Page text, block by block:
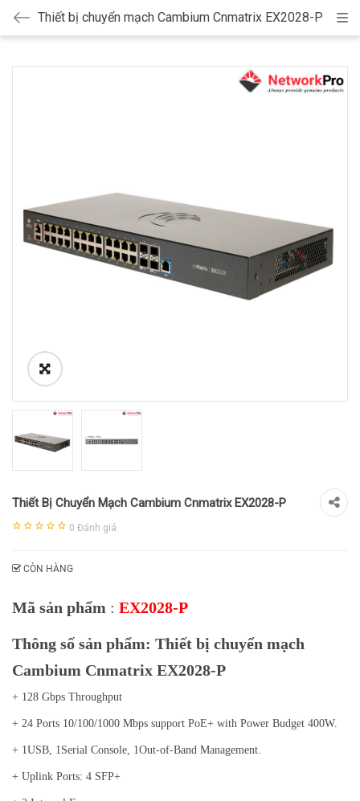
Thiết bị chuyển mạch Cambium Cnmatrix EX2028-P
Thiết Bị Chuyển Mạch Cambium Cnmatrix EX2028-P
0 Đánh giá
CÒN HÀNG
Mã sản phẩm : EX2028-P
Thông số sản phẩm: Thiết bị chuyển mạch
Cambium Cnmatrix EX2028-P
+ 128 Gbps Throughput
+ 24 Ports 10/100/1000 Mbps support PoE+ with Power Budget 400W.
+ 1USB, 1Serial Console, 1Out-of-Band Management.
+ Uplink Ports: 4 SFP+